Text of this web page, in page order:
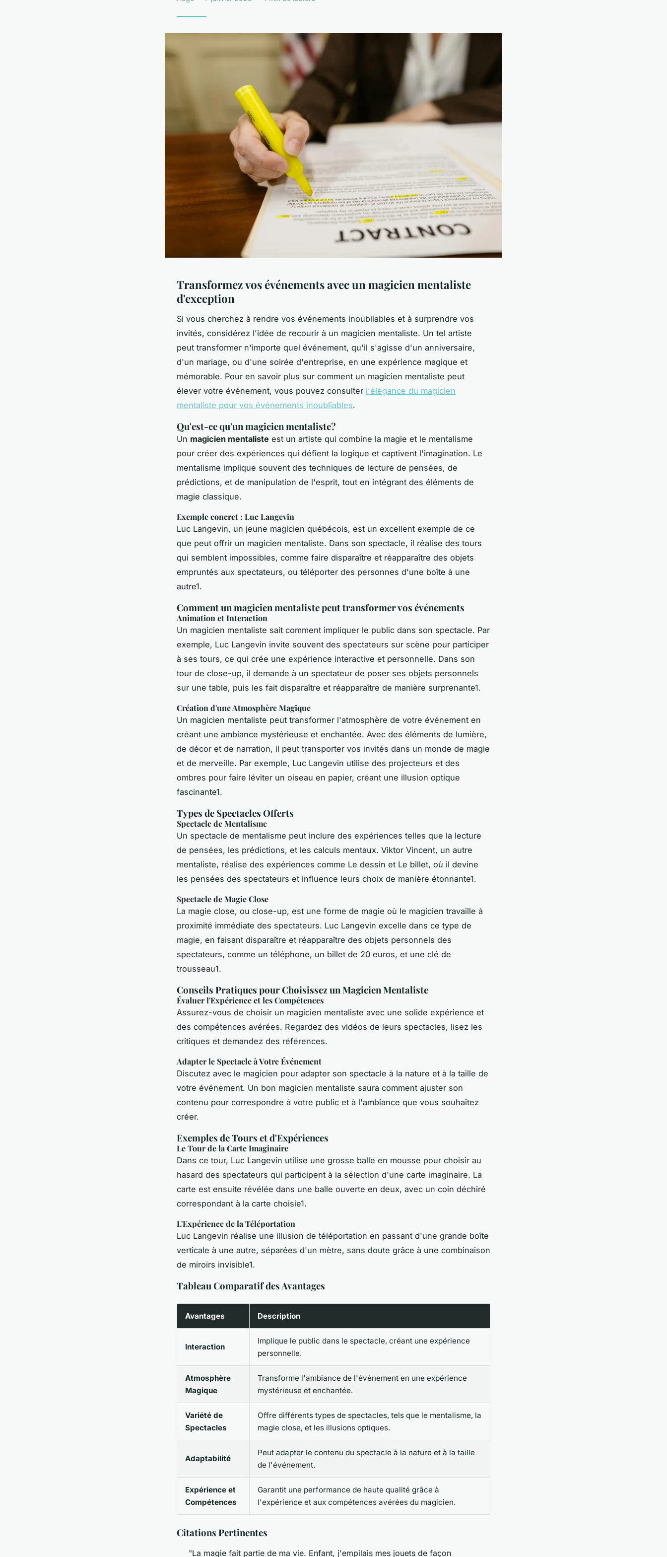
Transformez vos événements avec un magicien mentaliste
d'exception
Si vous cherchez à rendre vos événements inoubliables et à surprendre vos
invités, considérez l'idée de recourir à un magicien mentaliste. Un tel artiste
peut transformer n'importe quel événement, qu'il s'agisse d'un anniversaire,
d'un mariage, ou d'une soirée d'entreprise, en une expérience magique et
mémorable. Pour en savoir plus sur comment un magicien mentaliste peut
élever votre événement, vous pouvez consulter l'élégance du magicien
mentaliste pour vos événements inoubliables.
Qu'est-ce qu'un magicien mentaliste?
Un magicien mentaliste est un artiste qui combine la magie et le mentalisme
pour créer des expériences qui défient la logique et captivent l'imagination. Le
mentalisme implique souvent des techniques de lecture de pensées, de
prédictions, et de manipulation de l'esprit, tout en intégrant des éléments de
magie classique.
Exemple concret : Luc Langevin
Luc Langevin, un jeune magicien québécois, est un excellent exemple de ce
que peut offrir un magicien mentaliste. Dans son spectacle, il réalise des tours
qui semblent impossibles, comme faire disparaître et réapparaître des objets
empruntés aux spectateurs, ou téléporter des personnes d'une boîte à une
autre1.
Comment un magicien mentaliste peut transformer vos événements
Animation et Interaction
Un magicien mentaliste sait comment impliquer le public dans son spectacle. Par
exemple, Luc Langevin invite souvent des spectateurs sur scène pour participer
à ses tours, ce qui crée une expérience interactive et personnelle. Dans son
tour de close-up, il demande à un spectateur de poser ses objets personnels
sur une table, puis les fait disparaître et réapparaître de manière surprenante1.
Création d'une Atmosphère Magique
Un magicien mentaliste peut transformer l'atmosphère de votre événement en
créant une ambiance mystérieuse et enchantée. Avec des éléments de lumière,
de décor et de narration, il peut transporter vos invités dans un monde de magie
et de merveille. Par exemple, Luc Langevin utilise des projecteurs et des
ombres pour faire léviter un oiseau en papier, créant une illusion optique
fascinante1.
Types de Spectacles Offerts
Spectacle de Mentalisme
Un spectacle de mentalisme peut inclure des expériences telles que la lecture
de pensées, les prédictions, et les calculs mentaux. Viktor Vincent, un autre
mentaliste, réalise des expériences comme Le dessin et Le billet, où il devine
les pensées des spectateurs et influence leurs choix de manière étonnante1.
Spectacle de Magie Close
La magie close, ou close-up, est une forme de magie où le magicien travaille à
proximité immédiate des spectateurs. Luc Langevin excelle dans ce type de
magie, en faisant disparaître et réapparaître des objets personnels des
spectateurs, comme un téléphone, un billet de 20 euros, et une clé de
trousseau1.
Conseils Pratiques pour Choisissez un Magicien Mentaliste
Évaluer l'Expérience et les Compétences
Assurez-vous de choisir un magicien mentaliste avec une solide expérience et
des compétences avérées. Regardez des vidéos de leurs spectacles, lisez les
critiques et demandez des références.
Adapter le Spectacle à Votre Événement
Discutez avec le magicien pour adapter son spectacle à la nature et à la taille de
votre événement. Un bon magicien mentaliste saura comment ajuster son
contenu pour correspondre à votre public et à l'ambiance que vous souhaitez
créer.
Exemples de Tours et d'Expériences
Le Tour de la Carte Imaginaire
Dans ce tour, Luc Langevin utilise une grosse balle en mousse pour choisir au
hasard des spectateurs qui participent à la sélection d'une carte imaginaire. La
carte est ensuite révélée dans une balle ouverte en deux, avec un coin déchiré
correspondant à la carte choisie1.
L'Expérience de la Téléportation
Luc Langevin réalise une illusion de téléportation en passant d'une grande boîte
verticale à une autre, séparées d'un mètre, sans doute grâce à une combinaison
de miroirs invisible1.
Tableau Comparatif des Avantages
Avantages Description
Interaction
Implique le public dans le spectacle, créant une expérience
personnelle.
Atmosphère
Magique
Transforme l'ambiance de l'événement en une expérience
mystérieuse et enchantée.
Variété de
Spectacles
Offre différents types de spectacles, tels que le mentalisme, la
magie close, et les illusions optiques.
Adaptabilité
Peut adapter le contenu du spectacle à la nature et à la taille
de l'événement.
Expérience et
Compétences
Garantit une performance de haute qualité grâce à
l'expérience et aux compétences avérées du magicien.
Citations Pertinentes
"La magie fait partie de ma vie. Enfant, j'empilais mes jouets de façon